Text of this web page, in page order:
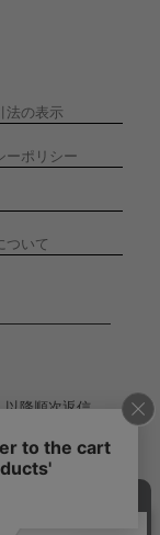
法の表示
ーポリシー
ついて
以降順次返信